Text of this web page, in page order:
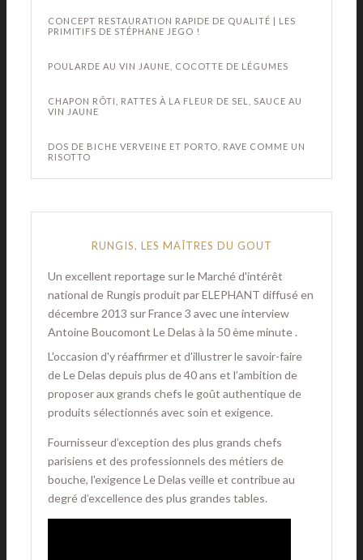
CONCEPT RESTAURATION RAPIDE DE QUALITÉ | LES
PRIMITIFS DE STÉPHANE JEGO !
POULARDE AU VIN JAUNE, COCOTTE DE LÉGUMES
CHAPON RÔTI, RATTES À LA FLEUR DE SEL, SAUCE AU
VIN JAUNE
DOS DE BICHE VERVEINE ET PORTO, RAVE COMME UN
RISOTTO
RUNGIS, LES MAÎTRES DU GOUT
Un excellent reportage sur le Marché d'intérêt
national de Rungis produit par ELEPHANT diffusé en
décembre 2013 sur France 3 avec une interview
Antoine Boucomont Le Delas à la 50 ème minute .
L'occasion d'y réaffirmer et d'illustrer le savoir-faire
de Le Delas depuis plus de 40 ans et l’ambition de
proposer aux grands chefs le goût authentique de
produits sélectionnés avec soin et exigence.
Fournisseur d’exception des plus grands chefs
parisiens et des professionnels des métiers de
bouche, l'exigence Le Delas veille et contribue au
degré d’excellence des plus grandes tables.